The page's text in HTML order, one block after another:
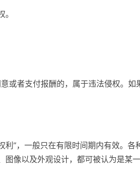
或者支付报酬的，属于违法侵权。如
”，一般只在有限时间期内有效。各
图像以及外观设计，都可被认为是某